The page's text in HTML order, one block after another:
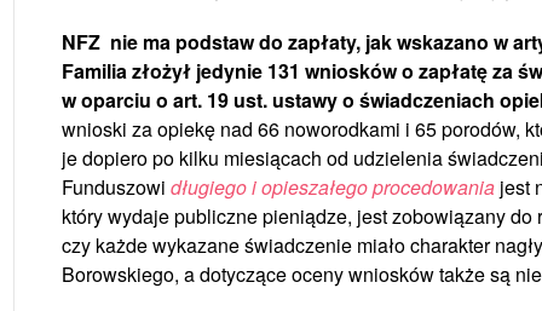
NFZ nie ma podstaw do zapłaty, jak wskazano w
Familia złożył jedynie 131 wniosków o zapłatę za
w oparciu o art. 19 ust. ustawy o świadczeniach
wnioski za opiekę nad 66 noworodkami i 65 porodów,
je dopiero po kilku miesiącach od udzielenia
Funduszowi długiego i opieszałego procedowaniajest
który wydaje publiczne pieniądze, jest zobowiązany
czy każde wykazane świadczenie miało charakter
Borowskiego, a dotyczące oceny wniosków także są